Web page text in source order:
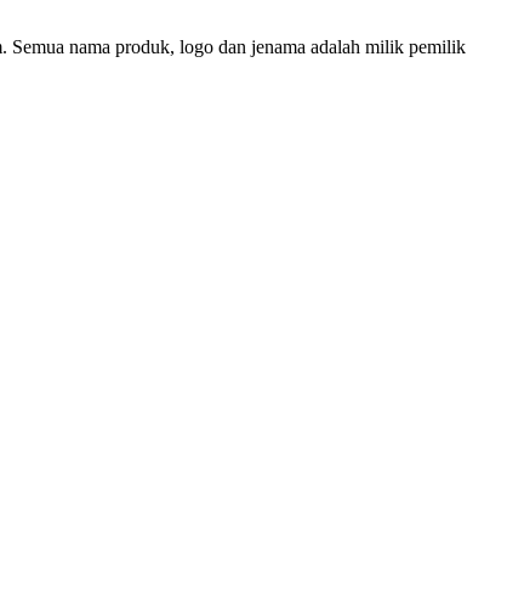
Semua nama produk, logo dan jenama adalah milik pemilik